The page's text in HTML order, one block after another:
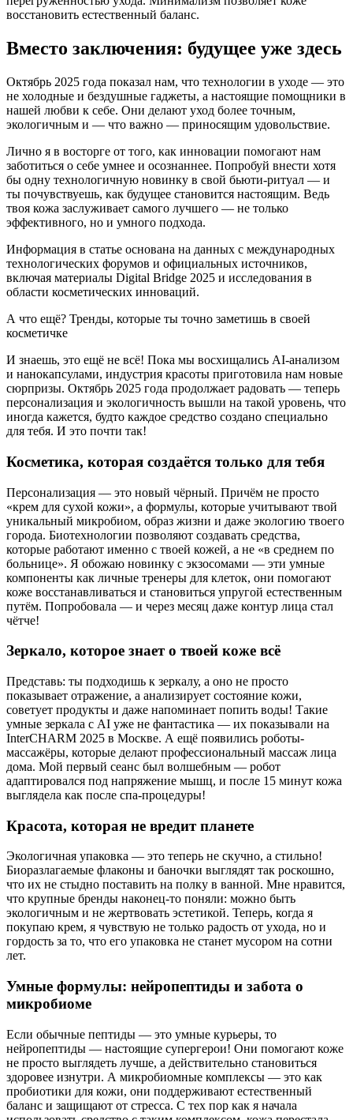
восстановить естественный баланс.
Вместо заключения: будущее уже здесь
Октябрь 2025 года показал нам, что технологии в уходе — это
не холодные и бездушные гаджеты, а настоящие помощники в
нашей любви к себе. Они делают уход более точным,
экологичным и — что важно — приносящим удовольствие.
Лично я в восторге от того, как инновации помогают нам
заботиться о себе умнее и осознаннее. Попробуй внести хотя
бы одну технологичную новинку в свой бьюти-ритуал — и
ты почувствуешь, как будущее становится настоящим. Ведь
твоя кожа заслуживает самого лучшего — не только
эффективного, но и умного подхода.
Информация в статье основана на данных с международных
технологических форумов и официальных источников,
включая материалы Digital Bridge 2025 и исследования в
области косметических инноваций.
А что ещё? Тренды, которые ты точно заметишь в своей
косметичке
И знаешь, это ещё не всё! Пока мы восхищались AI-анализом
и нанокапсулами, индустрия красоты приготовила нам новые
сюрпризы. Октябрь 2025 года продолжает радовать — теперь
персонализация и экологичность вышли на такой уровень, что
иногда кажется, будто каждое средство создано специально
для тебя. И это почти так!
Косметика, которая создаётся только для тебя
Персонализация — это новый чёрный. Причём не просто
«крем для сухой кожи», а формулы, которые учитывают твой
уникальный микробиом, образ жизни и даже экологию твоего
города. Биотехнологии позволяют создавать средства,
которые работают именно с твоей кожей, а не «в среднем по
больнице». Я обожаю новинку с экзосомами — эти умные
компоненты как личные тренеры для клеток, они помогают
коже восстанавливаться и становиться упругой естественным
путём. Попробовала — и через месяц даже контур лица стал
чётче!
Зеркало, которое знает о твоей коже всё
Представь: ты подходишь к зеркалу, а оно не просто
показывает отражение, а анализирует состояние кожи,
советует продукты и даже напоминает попить воды! Такие
умные зеркала с AI уже не фантастика — их показывали на
InterCHARM 2025 в Москве. А ещё появились роботы-
массажёры, которые делают профессиональный массаж лица
дома. Мой первый сеанс был волшебным — робот
адаптировался под напряжение мышц, и после 15 минут кожа
выглядела как после спа-процедуры!
Красота, которая не вредит планете
Экологичная упаковка — это теперь не скучно, а стильно!
Биоразлагаемые флаконы и баночки выглядят так роскошно,
что их не стыдно поставить на полку в ванной. Мне нравится,
что крупные бренды наконец-то поняли: можно быть
экологичным и не жертвовать эстетикой. Теперь, когда я
покупаю крем, я чувствую не только радость от ухода, но и
гордость за то, что его упаковка не станет мусором на сотни
лет.
Умные формулы: нейропептиды и забота о
микробиоме
Если обычные пептиды — это умные курьеры, то
нейропептиды — настоящие супергерои! Они помогают коже
не просто выглядеть лучше, а действительно становиться
здоровее изнутри. А микробиомные комплексы — это как
пробиотики для кожи, они поддерживают естественный
баланс и защищают от стресса. С тех пор как я начала